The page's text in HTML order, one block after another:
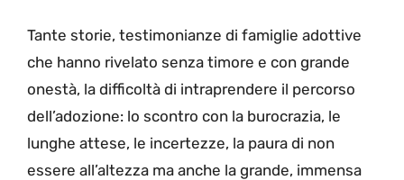
Tante storie, testimonianze di famiglie adottive
che hanno rivelato senza timore e con grande
onestà, la difficoltà di intraprendere il percorso
dell’adozione: lo scontro con la burocrazia, le
lunghe attese, le incertezze, la paura di non
essere all’altezza ma anche la grande, immensa